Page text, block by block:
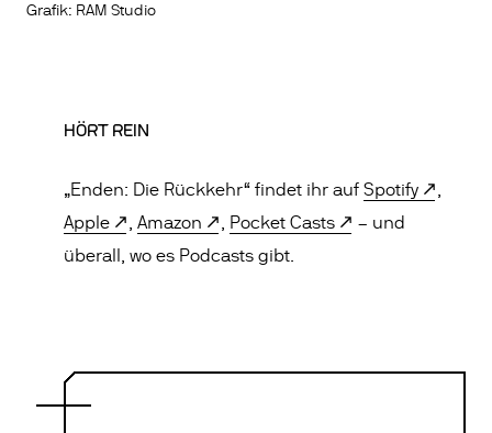
Grafik: RAM Studio
HÖRT REIN
„Enden: Die Rückkehr“ findet ihr aufSpotify
,
Apple
,Amazon , Pocket Casts
– und
überall, wo es Podcasts gibt.